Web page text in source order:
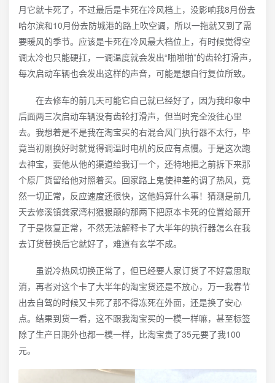
月它就卡死了，不过最后是卡死在冷风档上，没影响我8月份去
哈尔滨和10月份去防城港的路上吹空调，所以一拖就又到了需
要暖风的季节。应该是卡死在冷风最大档位上，有时候觉得空
调太冷也只能硬扛，一调温度就会发出“啪啪啪”的齿轮打滑声，
每次启动车辆也会发出这样的声音，可能是想自行复位所致。
在去修车的前几天可能它自己就已经好了，因为我印象中
后面两三次启动车辆没有齿轮打滑声，但当时完全没往心里
去。我想着是不是我在淘宝买的右混合风门执行器不太行，毕
竟当初刚换好时就觉得调温时电机的反应有点慢。于是这次跑
去神宝，要他从他的渠道给我订一个，还特地把之前拆下来那
个原厂货留给他对照着买。回家路上鬼使神差的调了热风，竟
然一切正常，反应速度还很快，这他妈算什么事！猜测是前几
天去修溪镇龚家湾村狠狠颠的那两下把原本卡死的位置给颠开
了于是恢复正常，不然无法解释卡了大半年的执行器怎么在我
去订货替换后它就好了，难道有玄学不成。
虽说冷热风切换正常了，但已经要人家订货了不好意思取
消，再者对这个卡了大半年的淘宝货还是不放心，万一我春节
出去自驾的时候又卡死了那不得冻死在外面，还是换了安心
点。结果到货一看，这不跟我淘宝买的一模一样嘛，甚至标签
除了生产日期外也都一模一样，比淘宝贵了35元要了我100
元。